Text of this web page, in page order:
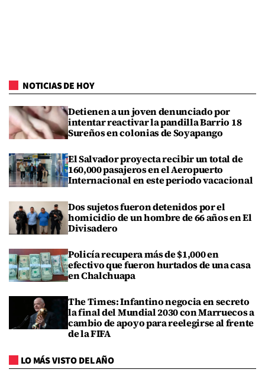
NOTICIAS DE HOY
Detienen a un joven denunciado por
intentar reactivar la pandilla Barrio 18
Sureños en colonias de Soyapango
El Salvador proyecta recibir un total de
160,000 pasajeros en el Aeropuerto
Internacional en este periodo vacacional
Dos sujetos fueron detenidos por el
homicidio de un hombre de 66 años en El
Divisadero
Policía recupera más de $1,000 en
efectivo que fueron hurtados de una casa
en Chalchuapa
The Times: Infantino negocia en secreto
la final del Mundial 2030 con Marruecos a
cambio de apoyo para reelegirse al frente
de la FIFA
LO MÁS VISTO DEL AÑO